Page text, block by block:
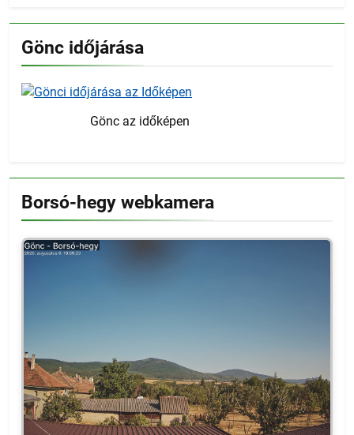
Gönc időjárása
Gönc az időképen
Borsó-hegy webkamera